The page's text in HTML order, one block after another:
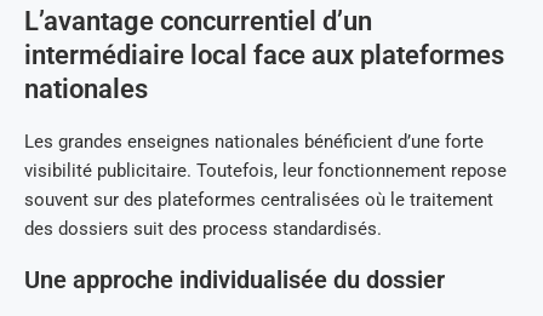
L’avantage concurrentiel d’un
intermédiaire local face aux plateformes
nationales
Les grandes enseignes nationales bénéficient d’une forte
visibilité publicitaire. Toutefois, leur fonctionnement repose
souvent sur des plateformes centralisées où le traitement
des dossiers suit des process standardisés.
Une approche individualisée du dossier